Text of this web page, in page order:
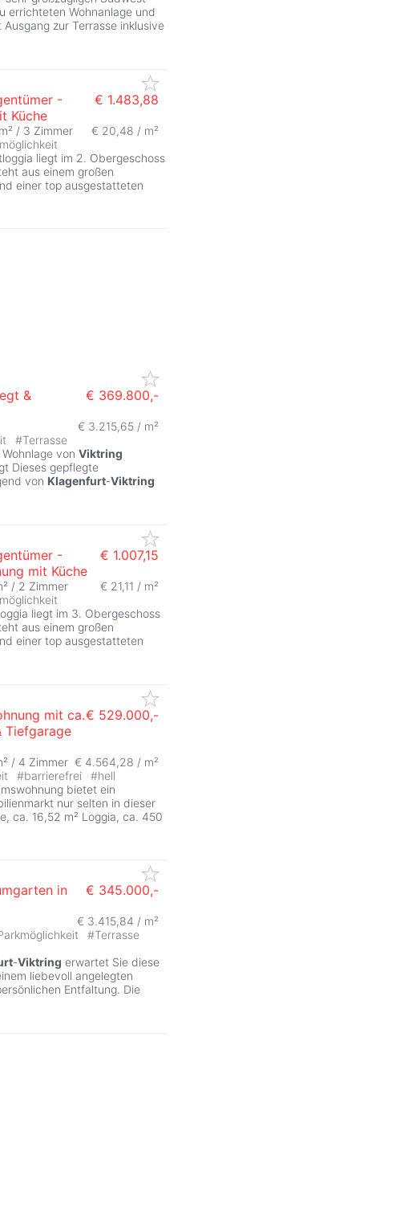
errichteten Wohnanlage und
zur Terrasse inklusive
-
Küche
€ 1.483,88
/ 3 Zimmer
€ 20,48 / m²
liegt im 2. Obergeschoss
aus einem großen
einer top ausgestatteten
&
€ 369.800,-
€ 3.215,65 / m²
#Terrasse
von Viktring
Dieses gepflegte
von Klagenfurt-Viktring
-
mit Küche
€ 1.007,15
/ 2 Zimmer
€ 21,11 / m²
liegt im 3. Obergeschoss
aus einem großen
einer top ausgestatteten
mit ca.
Tiefgarage
€ 529.000,-
/ 4 Zimmer € 4.564,28 / m²
#barrierefrei #hell
bietet ein
nur selten in dieser
ca. 16,52 m² Loggia, ca. 450
in
€ 345.000,-
€ 3.415,84 / m²
#Terrasse
-Viktring erwartet Sie diese
liebevoll angelegten
Entfaltung. Die